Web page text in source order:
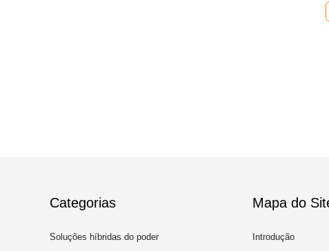
Categorias
Soluções híbridas do poder
Mapa do
Introdução